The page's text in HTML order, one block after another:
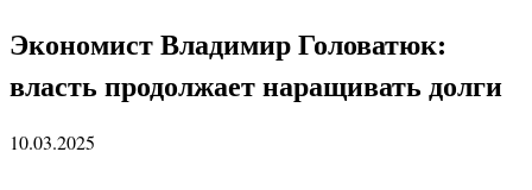
Экономист Владимир Головатюк:
власть продолжает наращивать долги
10.03.2025